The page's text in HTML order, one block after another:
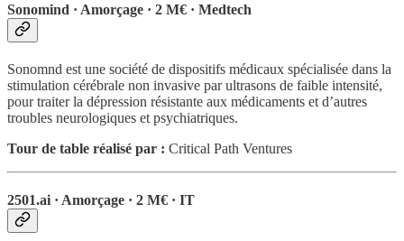
Sonomind · Amorçage · 2 M€ · Medtech
Sonomnd est une société de dispositifs médicaux spécialisée dans la
stimulation cérébrale non invasive par ultrasons de faible intensité,
pour traiter la dépression résistante aux médicaments et d’autres
troubles neurologiques et psychiatriques.
Tour de table réalisé par : Critical Path Ventures
2501.ai · Amorçage · 2 M€ · IT